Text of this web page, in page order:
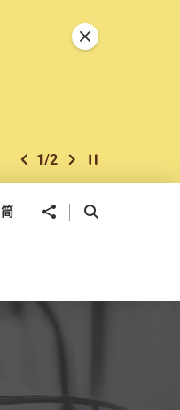
上一個
2/2 下一個開始/暫停幻燈
關閉特別通告
简 分享到 開啟搜尋框